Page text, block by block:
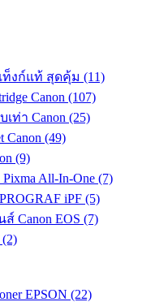
แท็งก์แท้ สุดคุ้ม (11)
Canon (107)
ท่า Canon (25)
(49)
(9)
All-In-One (7)
iPF (5)
Canon EOS (7)
EPSON (22)